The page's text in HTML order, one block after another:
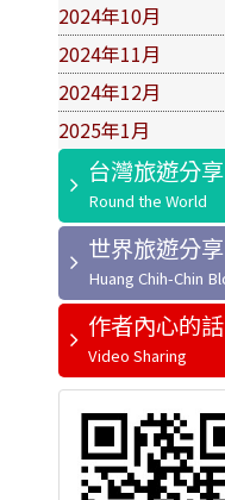
2024年10月
2024年11月
2024年12月
2025年1月
台灣旅遊分享
世界旅遊分享
作者內心的話
16、西班牙舞
孃